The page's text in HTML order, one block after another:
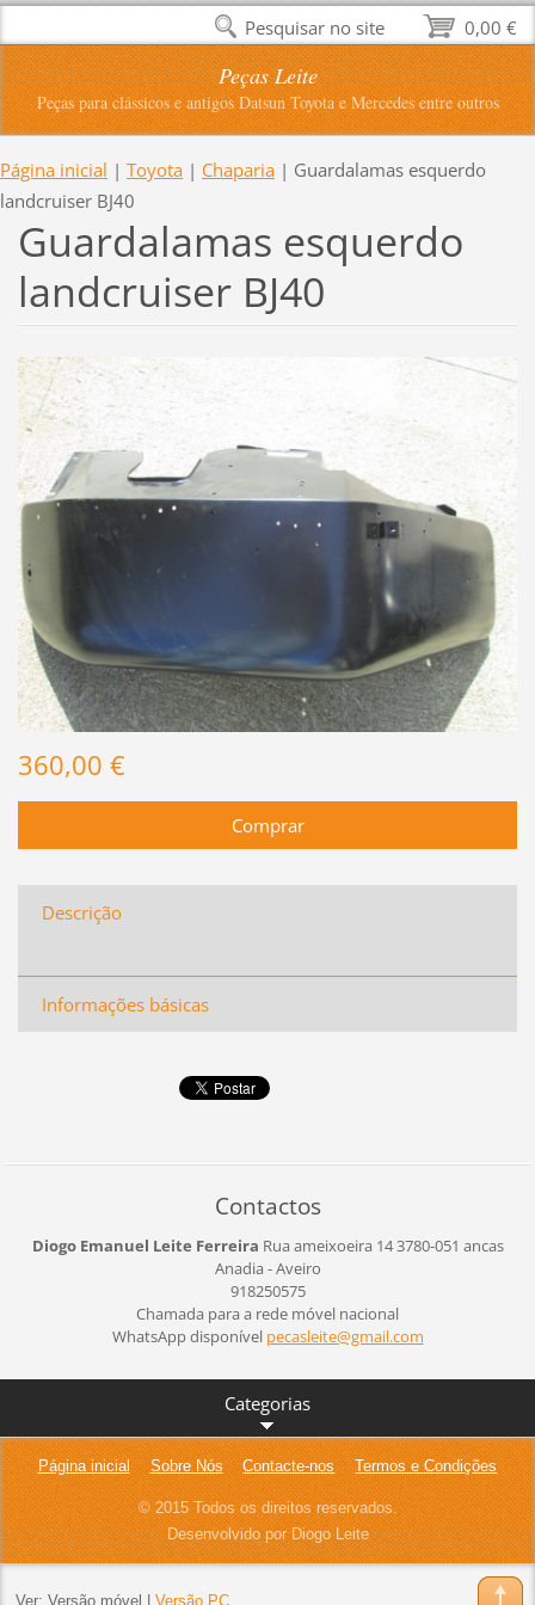
Peças Leite
Peças para clássicos e antigos Datsun Toyota e Mercedes entre outros
Página inicial | Toyota | Chaparia | Guardalamas esquerdo
landcruiser BJ40
Guardalamas esquerdo
landcruiser BJ40
360,00 €
Descrição
Informações básicas
Contactos
Diogo Emanuel Leite Ferreira Rua ameixoeira 143780-051 ancas
Anadia - Aveiro
918250575
Chamada para a rede móvel nacional
WhatsApp disponível pecasleite@gmail.com
Categorias
Página inicial Sobre Nós Contacte-nos Termos e Condições
© 2015 Todos os direitos reservados.
Desenvolvido por Diogo Leite
Ver: Versão móvel | Versão PC
0,00 €
Pesquisar no site